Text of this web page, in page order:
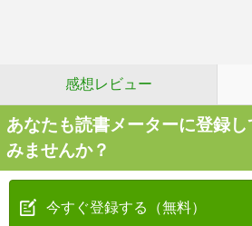
感想レビュー
あなたも読書メーターに登録
みませんか？
今すぐ登録する（無料）